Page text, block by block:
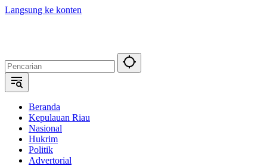
Langsung ke konten
Beranda
Kepulauan Riau
Nasional
Hukrim
Politik
Advertorial